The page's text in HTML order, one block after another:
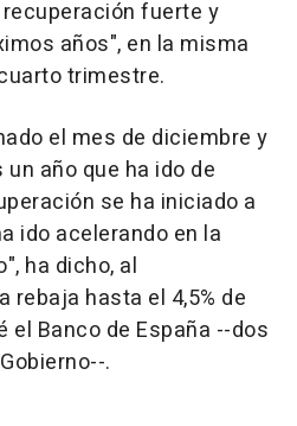
fuerte y
años", en la misma
trimestre.
el mes de diciembre y
año que ha ido de
se ha iniciado a
ido acelerando en la
ha dicho, al
rebaja hasta el 4,5% de
el Banco de España --dos
.